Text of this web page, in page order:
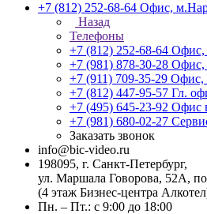
+7 (812) 252-68-64 Офис,
Назад
Телефоны
+7 (812) 252-68-64 Офис,
+7 (981) 878-30-28 Офис,
+7 (911) 709-35-29 Офис,
+7 (812) 447-95-57 Гл.
+7 (495) 645-23-92 Офис
+7 (981) 680-02-27
Заказать звонок
info@bic-video.ru
198095, г. Санкт-Петербург,
ул. Маршала Говорова, 52А,
(4 этаж Бизнес-центра
Пн. – Пт.: с 9:00 до 18:00